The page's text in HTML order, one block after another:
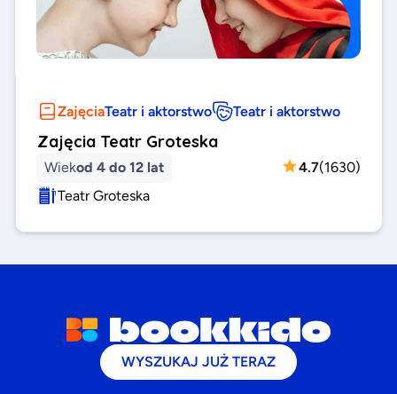
ZajęciaTeatr i aktorstwo Teatr i aktorstwo
Zajęcia Teatr Groteska
Wiekod 4 do 12 lat 4.7(1630)
Teatr Groteska
WYSZUKAJ JUŻ TERAZ